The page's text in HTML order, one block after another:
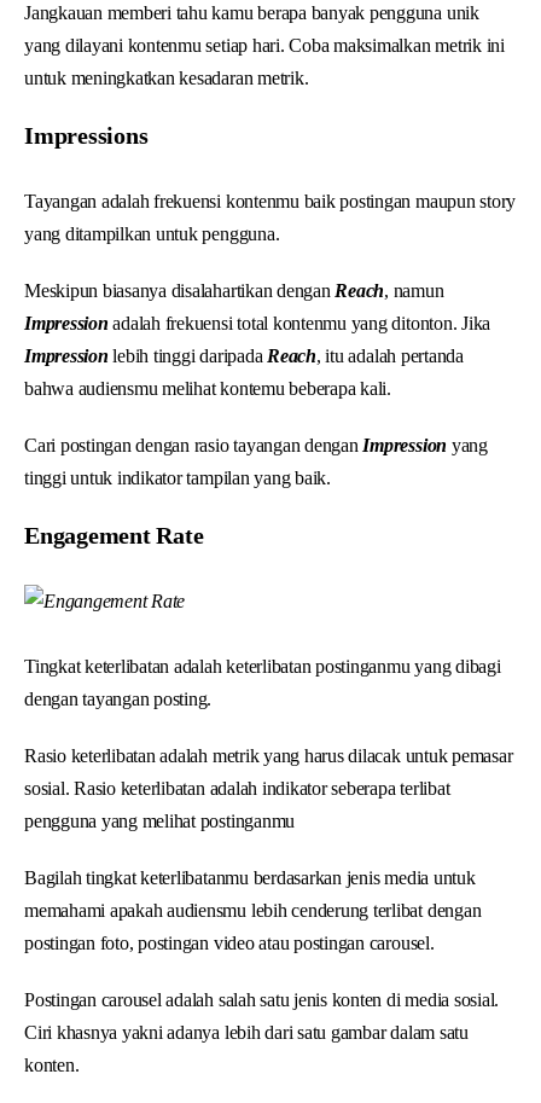
Jangkauan memberi tahu kamu berapa banyak pengguna unik
yang dilayani kontenmu setiap hari. Coba maksimalkan metrik ini
untuk meningkatkan kesadaran metrik.
Impressions
Tayangan adalah frekuensi kontenmu baik postingan maupun story
yang ditampilkan untuk pengguna.
Meskipun biasanya disalahartikan dengan Reach, namun
Impression adalah frekuensi total kontenmu yang ditonton. Jika
Impression lebih tinggi daripada Reach, itu adalah pertanda
bahwa audiensmu melihat kontemu beberapa kali.
Cari postingan dengan rasio tayangan dengan Impression yang
tinggi untuk indikator tampilan yang baik.
Engagement Rate
Tingkat keterlibatan adalah keterlibatan postinganmu yang dibagi
dengan tayangan posting.
Rasio keterlibatan adalah metrik yang harus dilacak untuk pemasar
sosial. Rasio keterlibatan adalah indikator seberapa terlibat
pengguna yang melihat postinganmu
Bagilah tingkat keterlibatanmu berdasarkan jenis media untuk
memahami apakah audiensmu lebih cenderung terlibat dengan
postingan foto, postingan video atau postingan carousel.
Postingan carousel adalah salah satu jenis konten di media sosial.
Ciri khasnya yakni adanya lebih dari satu gambar dalam satu
konten.